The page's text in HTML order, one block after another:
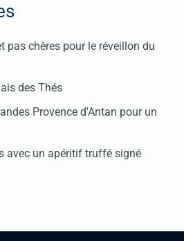
pas chères pour le réveillon du
des Thés
Provence d'Antan pour un
avec un apéritif truffé signé